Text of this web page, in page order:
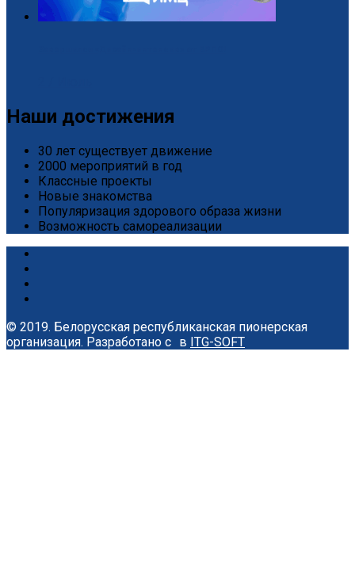
Наши достижения
30 лет существует движение
2000 мероприятий в год
Классные проекты
Новые знакомства
Популяризация здорового образа жизни
Возможность самореализации
© 2019. Белорусская республиканская пионерская
организация. Разработано с в ITG-SOFT